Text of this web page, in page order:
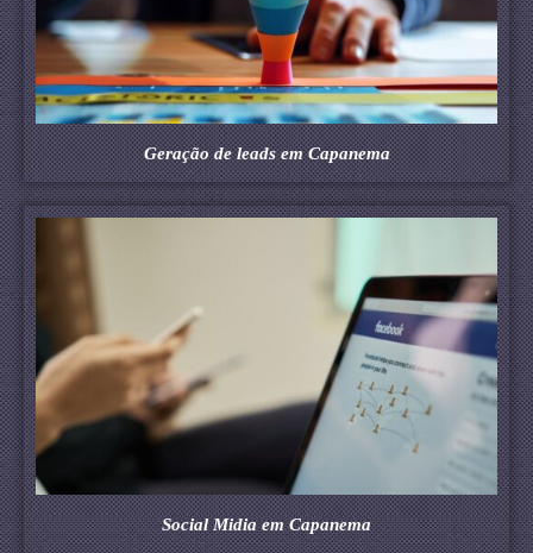
Geração de leads em Capanema
Social Midia em Capanema